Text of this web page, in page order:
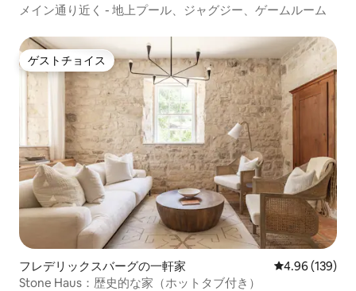
メイン通り近く - 地上プール、ジャグジー、ゲームルーム
ゲストチョイス
ゲストチョイス
フレデリックスバーグの一軒家 レビュー139
4.96 (139)
Stone Haus：歴史的な家（ホットタブ付き）